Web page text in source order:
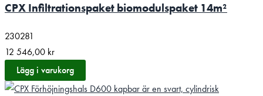
CPX Infiltrationspaket biomodulspaket 14m²
230281
12 546,00 kr
Lägg i varukorg